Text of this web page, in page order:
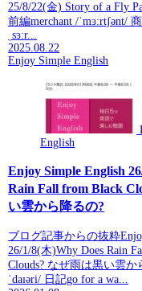
25/8/22(金) Story of a Fly
前編merchant /ˈmɜːrtʃənt/
ˌsɜːr...
2025.08.22
Enjoy Simple English
English
Enjoy Simple English
Rain Fall from Black
い雲から降るの?
ブログ記事からの抜粋
26/1/8(木)Why Does Rain
Clouds? なぜ雨は黒い雲か
ˈdaɪəri/ 日記go for a wa...